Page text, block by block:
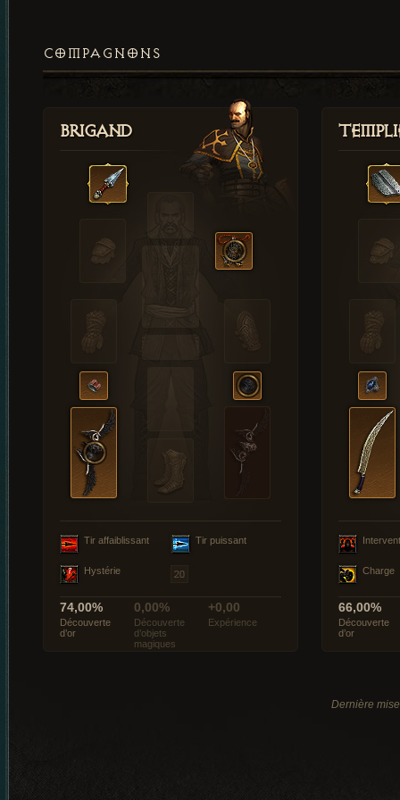
COMPAGNONS
Brigand
Tir affaiblissant Tir puissant
Hystérie
74,00%
Découverte
d’or
0,00%
Découverte
d’objets
magiques
+0,00
Expérience
Charge
66,00%
Découverte
d’or
Dernière